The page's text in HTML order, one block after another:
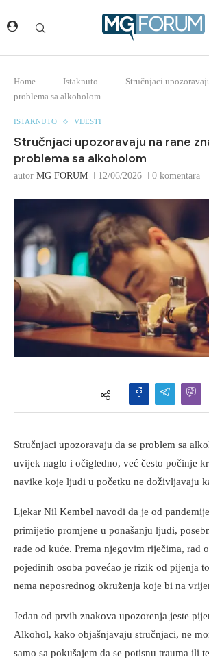
Home - Istaknuto -
Stručnjaci
problema sa alkoholom
ISTAKNUTO VIJESTI
Stručnjaci upozoravaju na rane
problema sa alkoholom
autor MG FORUM 12/06/2026 0 komentara
Stručnjaci upozoravaju da se problem sa
uvijek naglo i očigledno, već često počinje
navike koje ljudi u početku ne doživljavaju
Ljekar Nil Kembel navodi da je od
primijetio promjene u ponašanju ljudi,
rade od kuće. Prema njegovim riječima, rad
pojedinih osoba povećao je rizik od pijenja
nema neposrednog okruženja koje bi na
Jedan od prvih znakova upozorenja jeste
Alkohol, kako objašnjavaju stručnjaci, ne
samo sa pokušajem da se potisnu trauma ili